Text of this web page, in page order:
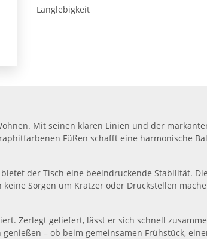
Langlebigkeit
Mit seinen klaren Linien und der
Füßen schafft eine harmonische
der Tisch eine beeindruckende Stabilität.
Sorgen um Kratzer oder Druckstellen
Zerlegt geliefert, lässt er sich schnell
– ob beim gemeinsamen Frühstück,